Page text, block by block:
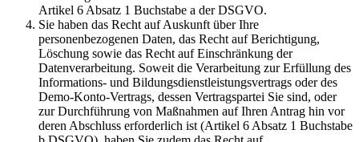
Artikel 6 Absatz 1 Buchstabe a der DSGVO.
Sie haben das Recht auf Auskunft über Ihre
personenbezogenen Daten, das Recht auf Berichtigung,
Löschung sowie das Recht auf Einschränkung der
Datenverarbeitung. Soweit die Verarbeitung zur Erfüllung des
Informations- und Bildungsdienstleistungsvertrags oder des
Demo-Konto-Vertrags, dessen Vertragspartei Sie sind, oder
zur Durchführung von Maßnahmen auf Ihren Antrag hin vor
deren Abschluss erforderlich ist (Artikel 6 Absatz 1 Buchstabe